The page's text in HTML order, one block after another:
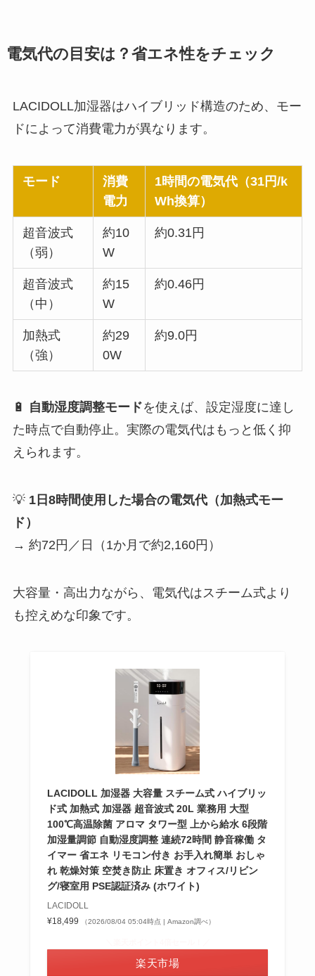
電気代の目安は？省エネ性をチェック
LACIDOLL加湿器はハイブリッド構造のため、モー
ドによって消費電力が異なります。
モード
消費
電力
1時間の電気代（31円/k
Wh換算）
超音波式
（弱）
約10
W
約0.31円
超音波式
（中）
約15
W
約0.46円
加熱式
（強）
約29
0W
約9.0円
🔋 自動湿度調整モードを使えば、設定湿度に達し
た時点で自動停止。実際の電気代はもっと低く抑
えられます。
💡 1日8時間使用した場合の電気代（加熱式モー
ド）
→ 約72円／日（1か月で約2,160円）
大容量・高出力ながら、電気代はスチーム式より
も控えめな印象です。
LACIDOLL 加湿器 大容量 スチーム式 ハイブリッ
ド式 加熱式 加湿器 超音波式 20L 業務用 大型
100℃高温除菌 アロマ タワー型 上から給水 6段階
加湿量調節 自動湿度調整 連続72時間 静音稼働 タ
イマー 省エネ リモコン付き お手入れ簡単 おしゃ
れ 乾燥対策 空焚き防止 床置き オフィス/リビン
グ/寝室用 PSE認証済み (ホワイト)
LACIDOLL
¥18,499
（2026/08/04 05:04時点 | Amazon調べ）
楽天市場